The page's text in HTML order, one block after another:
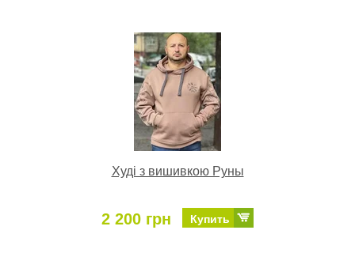
Худі з вишивкою Руны
2 200 грн Купить